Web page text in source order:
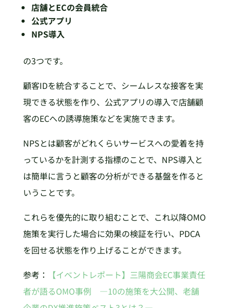
店舗とECの会員統合
公式アプリ
NPS導入
の3つです。
顧客IDを統合することで、シームレスな接客を実
現できる状態を作り、公式アプリの導入で店舗顧
客のECへの誘導施策などを実施できます。
NPSとは顧客がどれくらいサービスへの愛着を持
っているかを計測する指標のことで、NPS導入と
は簡単に言うと顧客の分析ができる基盤を作ると
いうことです。
これらを優先的に取り組むことで、これ以降OMO
施策を実行した場合に効果の検証を行い、PDCA
を回せる状態を作り上げることができます。
参考：
【イベントレポート】三陽商会EC事業責任
者が語るOMO事例 ―10の施策を大公開、老舗